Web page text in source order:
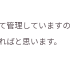
管理していますの
と思います。